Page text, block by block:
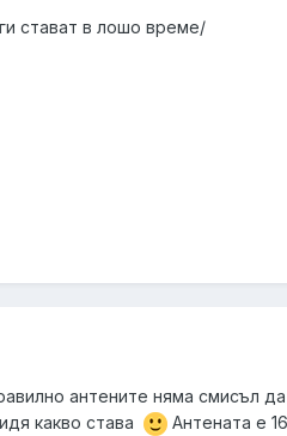
стават в лошо време/
антените няма смисъл
какво става
Антената е